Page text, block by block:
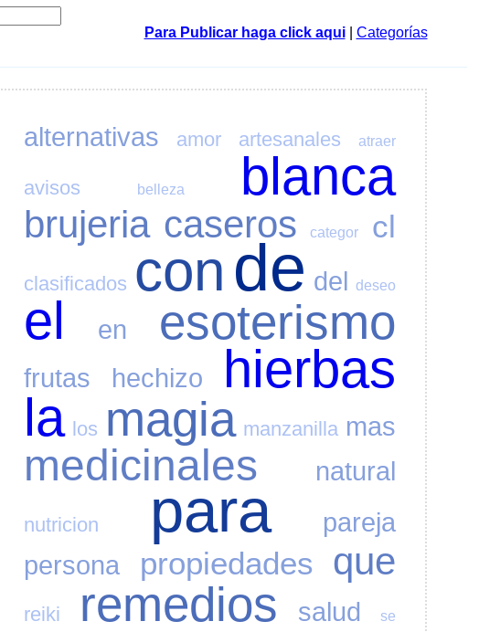
Para Publicar haga click aqui| Categorías
alternativas amor artesanales atraer
avisos belleza blanca
brujeria caseros categor cl
clasificados con de del deseo
el en esoterismo
frutas hechizo
hierbas
la los magia manzanilla mas
medicinales natural
nutricion para
pareja
persona
propiedades que
reiki remedios salud se